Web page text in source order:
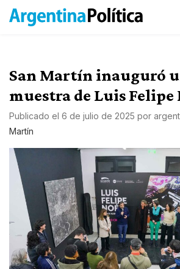
San Martín inauguró
muestra de Luis Felipe
Publicado el 6 de julio de 2025 por
Martín